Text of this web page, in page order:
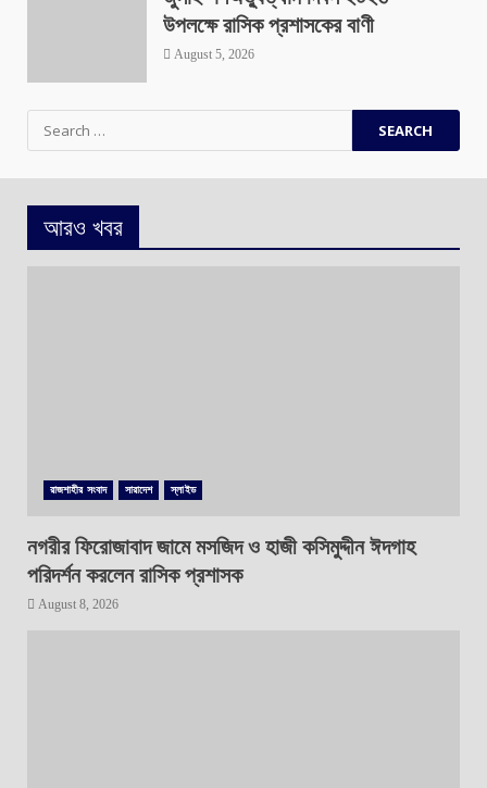
উপলক্ষে রাসিক প্রশাসকের বাণী
August 5, 2026
for:
আরও খবর
রাজশাহীর সংবাদ সারাদেশ স্লাইড
নগরীর ফিরোজাবাদ জামে মসজিদ ও হাজী কসিমুদ্দীন ঈদগাহ
পরিদর্শন করলেন রাসিক প্রশাসক
August 8, 2026